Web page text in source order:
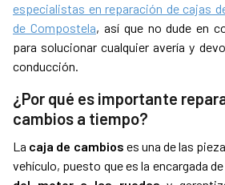
especialistas en reparación de cajas
de Compostela, así que no dude en
para solucionar cualquier avería y
conducción.
¿Por qué es importante
cambios a tiempo?
La caja de cambios es una de las
vehículo, puesto que es la encargada